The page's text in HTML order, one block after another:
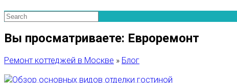
Вы просматриваете: Евроремонт
Ремонт коттеджей в Москве » Блог